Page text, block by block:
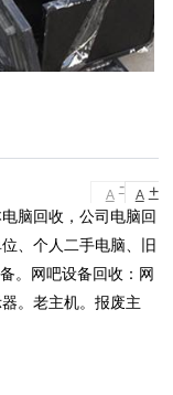
A - A +
脑回收，公司电脑回
、个人二手电脑、旧
。网吧设备回收：网
。老主机。报废主